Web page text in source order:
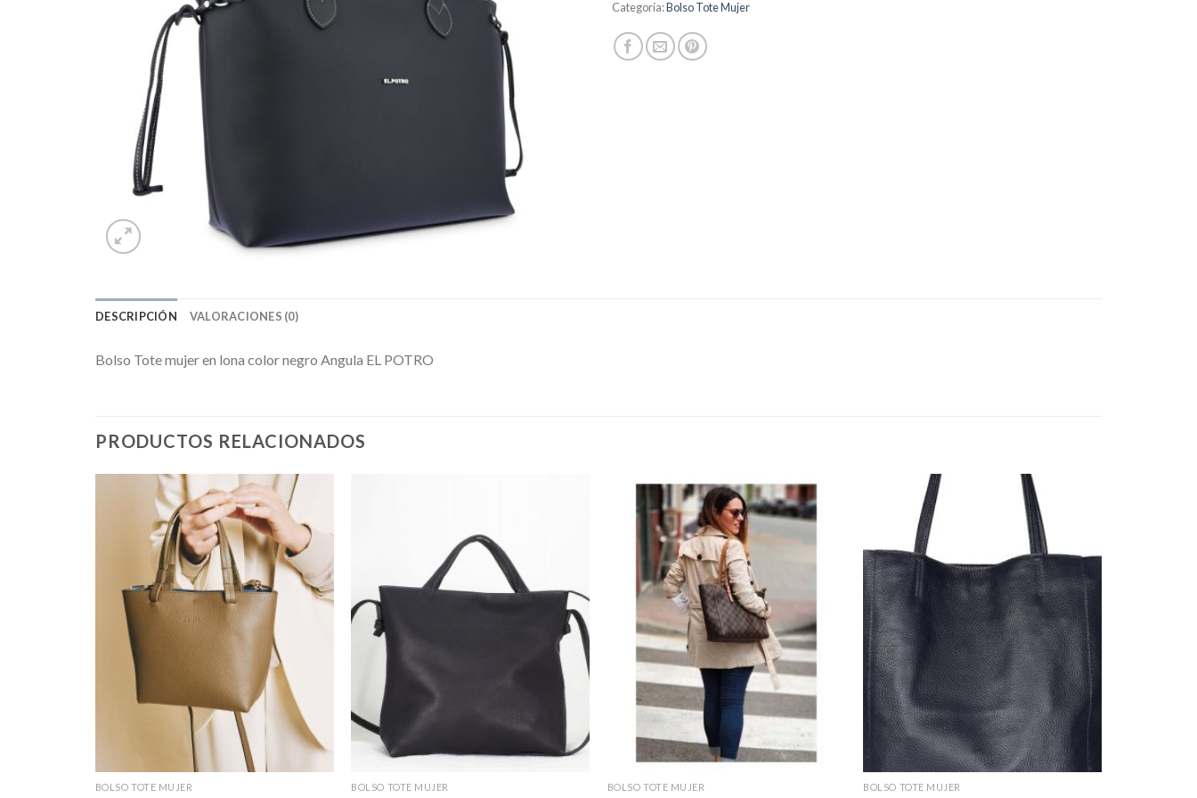
Categoría:Bolso Tote Mujer
DESCRIPCIÓN VALORACIONES (0)
Bolso Tote mujer en lona color negro Angula EL POTRO
PRODUCTOS RELACIONADOS
BOLSO TOTE MUJER BOLSO TOTE MUJER BOLSO TOTE MUJER BOLSO TOTE MUJER